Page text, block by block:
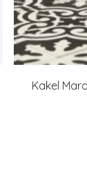
Kakel